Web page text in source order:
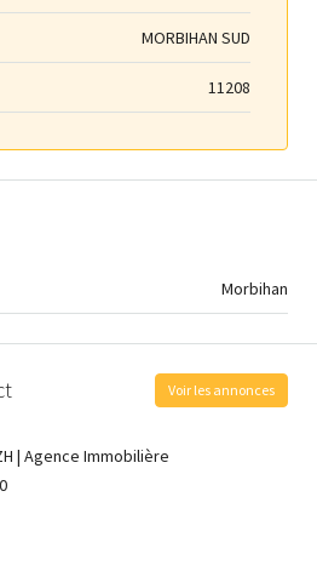
MORBIHAN SUD
11208
Morbihan
Voir les annonces
| Agence Immobilière